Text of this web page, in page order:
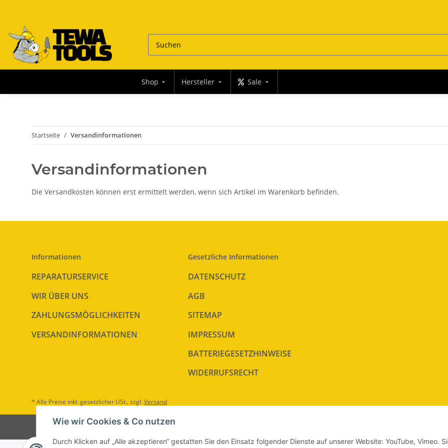
Shop Hersteller Sale
Startseite Versandinformationen
Versandinformationen
Die Versandkosten können erst ermittelt werden, wenn sich Artikel im Warenkorb befinden.
Informationen
REPARATURSERVICE
WIR ÜBER UNS
ZAHLUNGSMÖGLICHKEITEN
VERSANDINFORMATIONEN
Gesetzliche Informationen
DATENSCHUTZ
AGB
SITEMAP
IMPRESSUM
BATTERIEGESETZHINWEISE
WIDERRUFSRECHT
* Alle Preise inkl. gesetzlicher USt., zzgl.Versand
Wie wir Cookies & Co nutzen
Durch Klicken auf „Alle akzeptieren“ gestatten Sie den Einsatz folgender Dienste auf unserer Website: YouTube, Vimeo.